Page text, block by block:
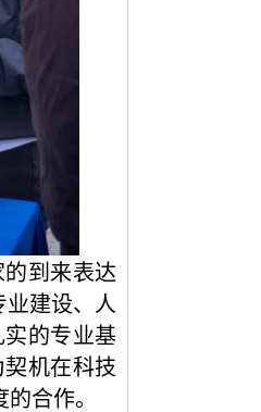
到来表达
业建设、人
的专业基
机在科技
合作。